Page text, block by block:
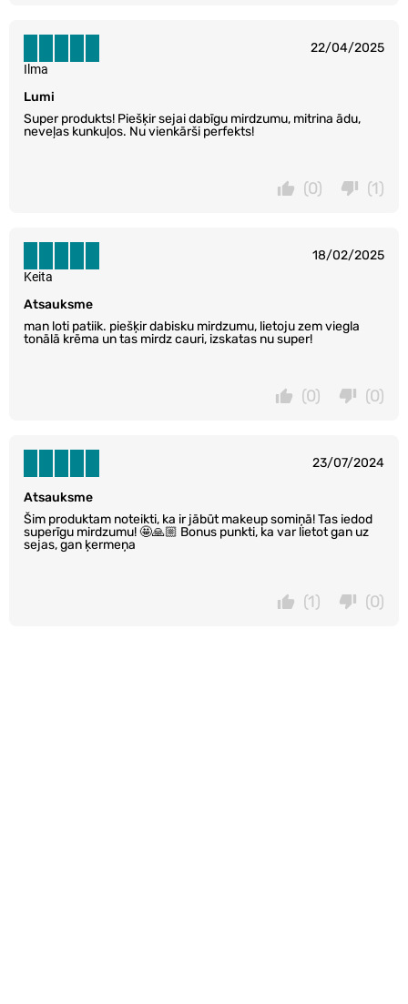
22/04/2025
Lumi
Super produkts! Piešķir sejai dabīgu mirdzumu, mitrina ādu,
neveļas kunkuļos. Nu vienkārši perfekts!
Ilma
(1)
(0)
18/02/2025
Atsauksme
man loti patiik. piešķir dabisku mirdzumu, lietoju zem viegla
tonālā krēma un tas mirdz cauri, izskatas nu super!
Keita
(0)
(0)
23/07/2024
Atsauksme
Šim produktam noteikti, ka ir jābūt makeup somiņā! Tas iedod
superīgu mirdzumu! 🤩🙏🏼 Bonus punkti, ka var lietot gan uz
sejas, gan ķermeņa
(0)
(1)